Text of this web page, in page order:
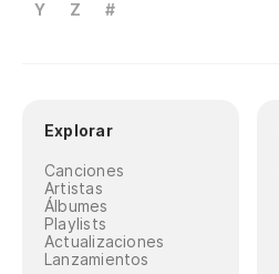
Y
Z #
Explorar
Canciones
Artistas
Álbumes
Playlists
Actualizaciones
Lanzamientos